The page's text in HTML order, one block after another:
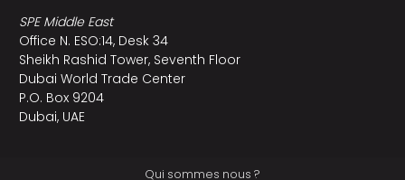
SPE Middle East
Office N. ESO:14, Desk 34
Sheikh Rashid Tower, Seventh Floor
Dubai World Trade Center
P.O. Box 9204
Dubai, UAE
Qui sommes nous ?